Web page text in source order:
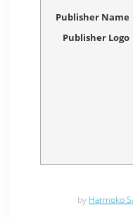
Publisher Name
Publisher Logo
by Harmoko